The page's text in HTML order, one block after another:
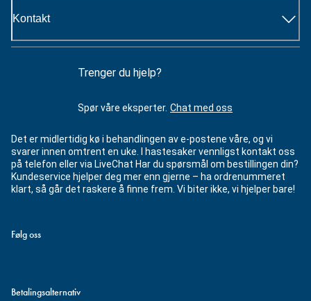
Kontakt
Trenger du hjelp?
Spør våre eksperter. Chat med oss
Det er midlertidig kø i behandlingen av e-postene våre, og vi
svarer innen omtrent en uke. I hastesaker vennligst kontakt oss
på telefon eller via LiveChat Har du spørsmål om bestillingen din?
Kundeservice hjelper deg mer enn gjerne – ha ordrenummeret
klart, så går det raskere å finne frem. Vi biter ikke, vi hjelper bare!
Følg oss
Betalingsalternativ